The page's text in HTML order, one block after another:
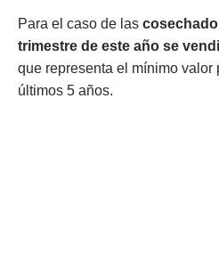
Para el caso de las
trimestre de este año se
que representa el mínimo valor
últimos 5 años.